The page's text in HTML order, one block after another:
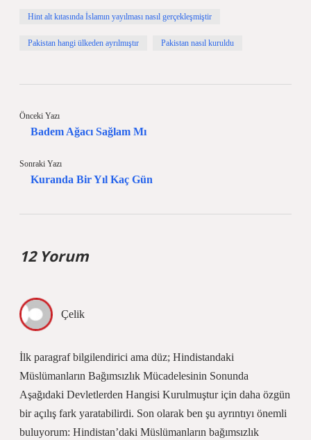
Hint alt kıtasında İslamın yayılması nasıl gerçekleşmiştir
Pakistan hangi ülkeden ayrılmıştır Pakistan nasıl kuruldu
Önceki Yazı
Badem Ağacı Sağlam Mı
Sonraki Yazı
Kuranda Bir Yıl Kaç Gün
12 Yorum
Çelik
İlk paragraf bilgilendirici ama düz; Hindistandaki
Müslümanların Bağımsızlık Mücadelesinin Sonunda
Aşağıdaki Devletlerden Hangisi Kurulmuştur için daha özgün
bir açılış fark yaratabilirdi. Son olarak ben şu ayrıntıyı önemli
buluyorum: Hindistan’daki Müslümanların bağımsızlık